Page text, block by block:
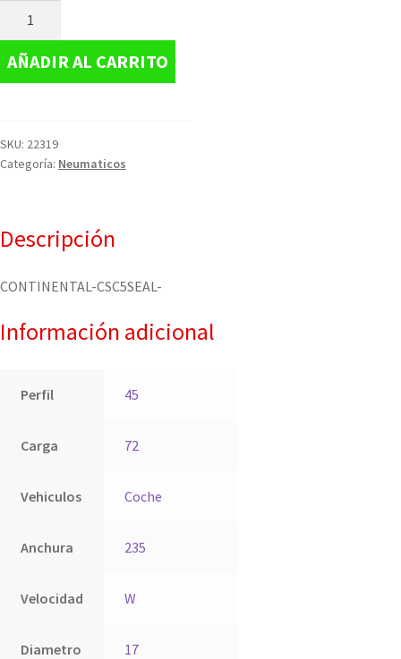
AÑADIR AL CARRITO
SKU: 22319
Categoría: Neumaticos
Descripción
CONTINENTAL-CSC5SEAL-
Información adicional
Perfil 45
Carga 72
Vehiculos Coche
Anchura 235
Velocidad W
Diametro 17